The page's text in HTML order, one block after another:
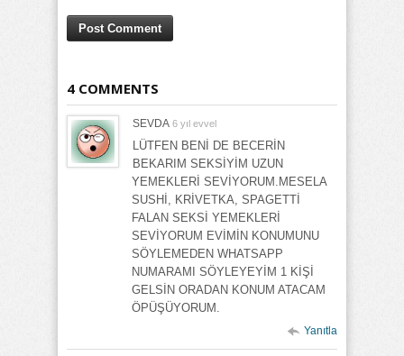
4 COMMENTS
SEVDA 6 yıl evvel
LÜTFEN BENİ DE BECERİN
BEKARIM SEKSİYİM UZUN
YEMEKLERİ SEVİYORUM.MESELA
SUSHİ, KRİVETKA, SPAGETTİ
FALAN SEKSİ YEMEKLERİ
SEVİYORUM EVİMİN KONUMUNU
SÖYLEMEDEN WHATSAPP
NUMARAMI SÖYLEYEYİM 1 KİŞİ
GELSİN ORADAN KONUM ATACAM
ÖPÜŞÜYORUM.
Yanıtla